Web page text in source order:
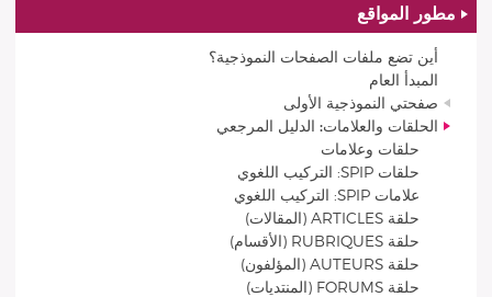
مطور المواقع
أين تضع ملفات الصفحات النموذجية؟
المبدأ العام
صفحتي النموذجية الأولى
الحلقات والعلامات: الدليل المرجعي
حلقات وعلامات
حلقات SPIP: التركيب اللغوي
علامات SPIP: التركيب اللغوي
حلقة ARTICLES (المقالات)
حلقة RUBRIQUES (الأقسام)
حلقة AUTEURS (المؤلفون)
حلقة FORUMS (المنتديات)